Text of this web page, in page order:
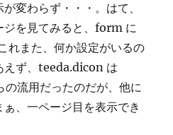
変わらず・・・。はて、
ジを見てみると、form に
れまた、何か設定がいるの
えず、teeda.dicon は
流用だったのだが、他に
、一ページ目を表示でき